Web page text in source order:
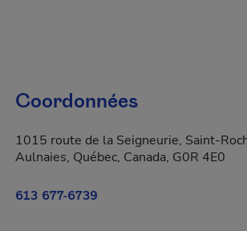
Coordonnées
1015 route de la Seigneurie, Saint-
Aulnaies, Québec, Canada, G0R 4E0
613 677-6739